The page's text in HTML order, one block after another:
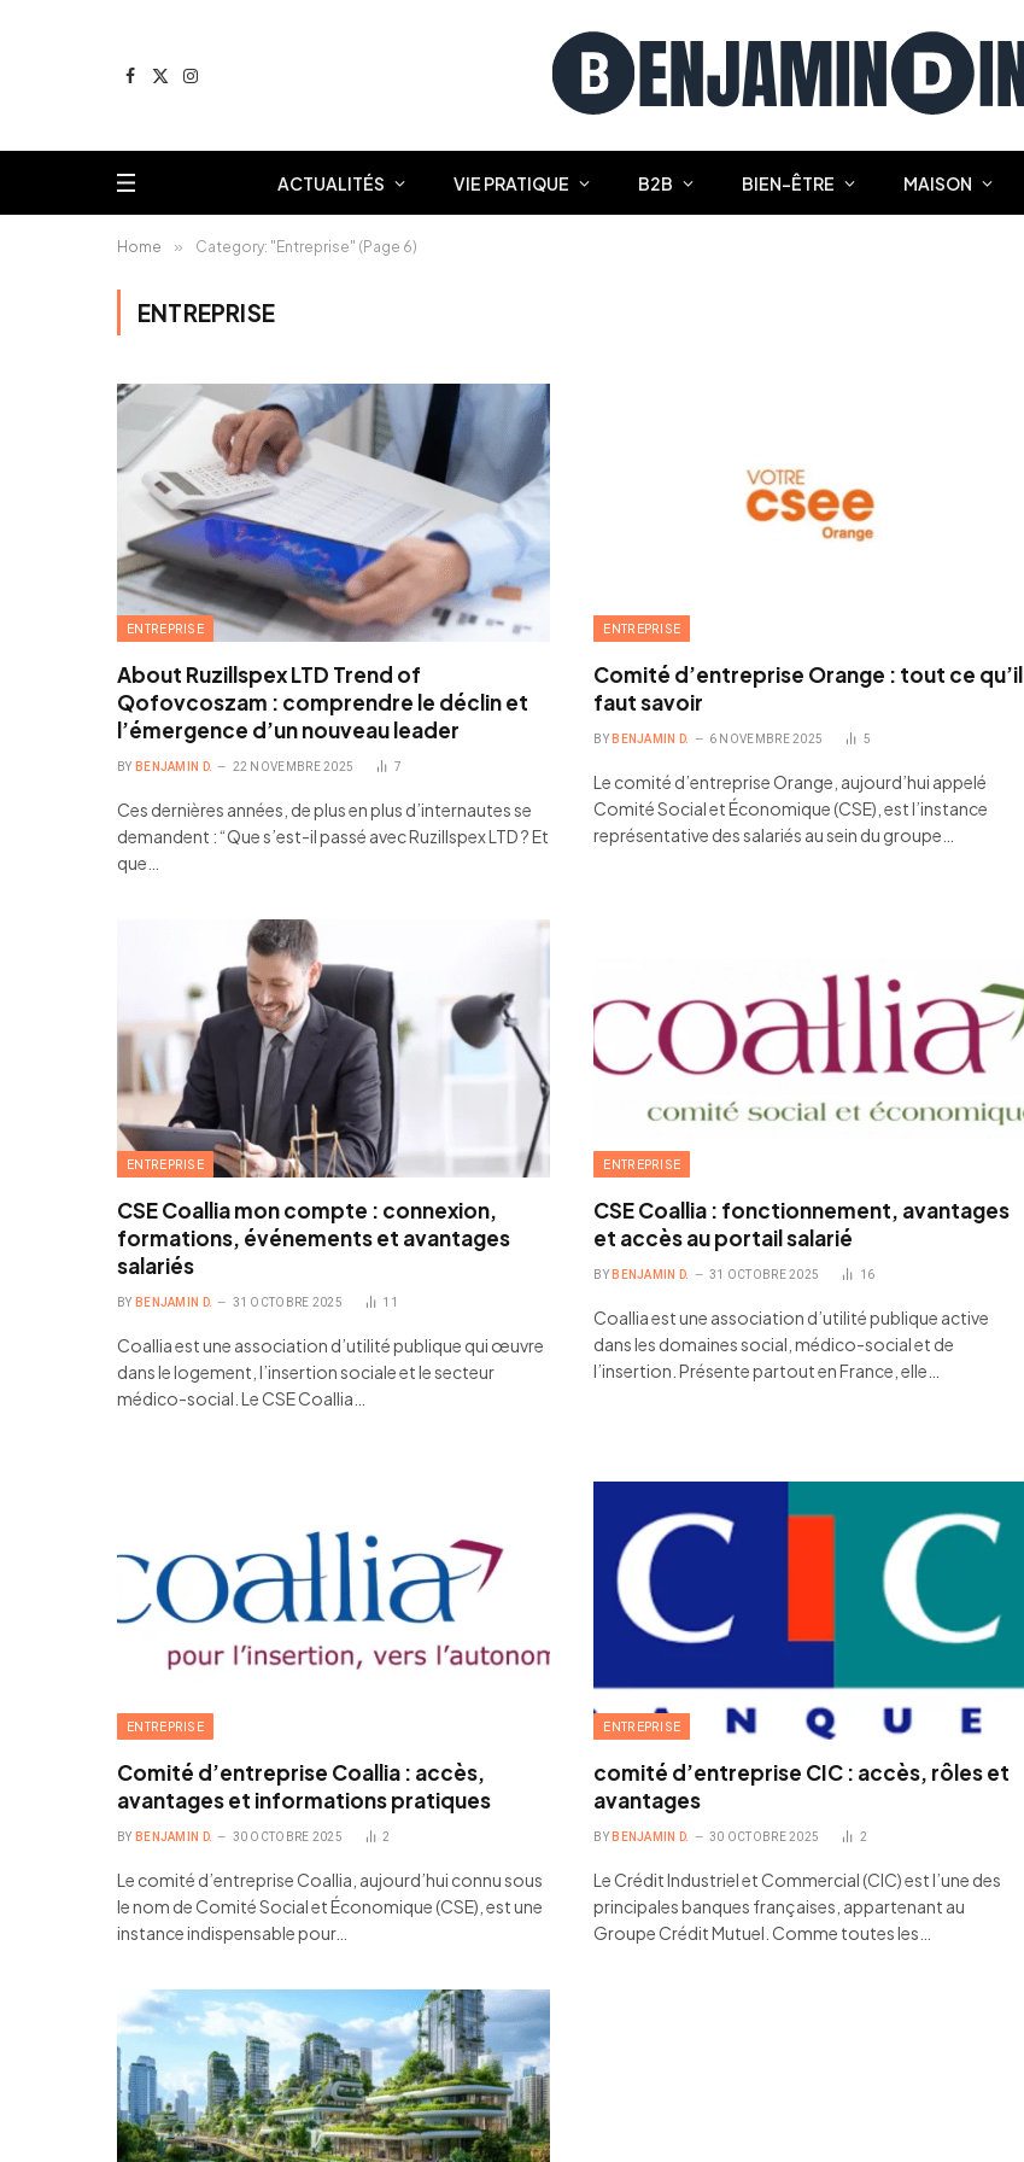
Facebook
X
Instagram
ACTUALITÉS VIE PRATIQUE B2B BIEN-ÊTRE MAISON
Home » Category: "Entreprise" (Page 6)
ENTREPRISE
ENTREPRISE
About Ruzillspex LTD Trend of
Qofovcoszam : comprendre le déclin et
l’émergence d’un nouveau leader
BY BENJAMIN D. 22 NOVEMBRE 2025 7
Ces dernières années, de plus en plus d’internautes se
demandent : “Que s’est-il passé avec Ruzillspex LTD ? Et
que…
ENTREPRISE
Comité d’entreprise Orange : tout ce qu’il
faut savoir
BY BENJAMIN D. 6 NOVEMBRE 2025 5
Le comité d’entreprise Orange, aujourd’hui appelé
Comité Social et Économique (CSE), est l’instance
représentative des salariés au sein du groupe…
ENTREPRISE
CSE Coallia mon compte : connexion,
formations, événements et avantages
salariés
BY BENJAMIN D. 31 OCTOBRE 2025 11
Coallia est une association d’utilité publique qui œuvre
dans le logement, l’insertion sociale et le secteur
médico-social. Le CSE Coallia…
ENTREPRISE
CSE Coallia : fonctionnement, avantages
et accès au portail salarié
BY BENJAMIN D. 31 OCTOBRE 2025 16
Coallia est une association d’utilité publique active
dans les domaines social, médico-social et de
l’insertion. Présente partout en France, elle…
ENTREPRISE
Comité d’entreprise Coallia : accès,
avantages et informations pratiques
BY BENJAMIN D. 30 OCTOBRE 2025 2
Le comité d’entreprise Coallia, aujourd’hui connu sous
le nom de Comité Social et Économique (CSE), est une
instance indispensable pour…
ENTREPRISE
comité d’entreprise CIC : accès, rôles et
avantages
BY BENJAMIN D. 30 OCTOBRE 2025 2
Le Crédit Industriel et Commercial (CIC) est l’une des
principales banques françaises, appartenant au
Groupe Crédit Mutuel. Comme toutes les…